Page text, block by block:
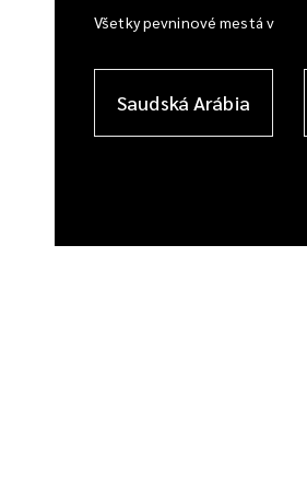
Všetky pevninové mestá v
Saudská Arábia